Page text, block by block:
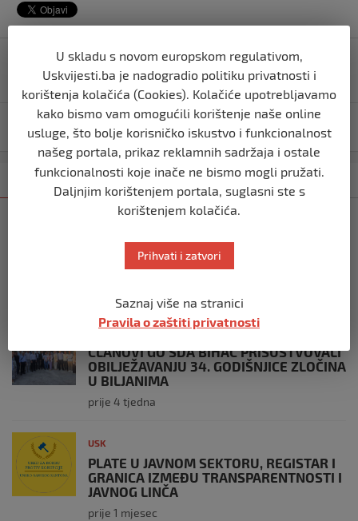
Navigacija
objava
Zašto Bakir Izetbegović trenutno ima najveće šanse
za povratak u Predsjedništvo BiH
Muslimović i ostali oslobođeni svih optužbi
Kategorija Najnovije Najčitanije
KOLIKO LI JE SVJETOVA UBIJENO U
SREBRENICI, VIŠEGRADU, BILJANIMA,
PRIJEDORU, KOZARCU?
USK
ČLANOVI GO SDA BIHAĆ PRISUSTVOVALI
OBILJEŽAVANJU 34. GODIŠNJICE ZLOČINA
U BILJANIMA
prije 4 tjedna
USK
PLATE U JAVNOM SEKTORU, REGISTAR I
GRANICA IZMEĐU TRANSPARENTNOSTI I
JAVNOG LINČA
prije 1 mjesec
U skladu s novom europskom regulativom,
Uskvijesti.ba je nadogradio politiku privatnosti i
korištenja kolačića (Cookies). Kolačiće upotrebljavamo
kako bismo vam omogućili korištenje naše online
usluge, što bolje korisničko iskustvo i funkcionalnost
našeg portala, prikaz reklamnih sadržaja i ostale
funkcionalnosti koje inače ne bismo mogli pružati.
Daljnjim korištenjem portala, suglasni ste s
korištenjem kolačića.
Prihvati i zatvori
Saznaj više na stranici
Pravila o zaštiti privatnosti